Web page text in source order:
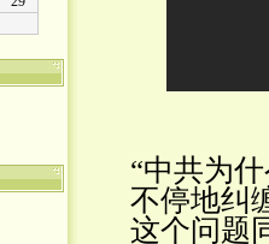
“中共为
不停地纠
这个问题